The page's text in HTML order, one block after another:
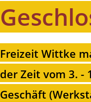
Freizeit Wittke
der Zeit vom 3. -
Geschäft